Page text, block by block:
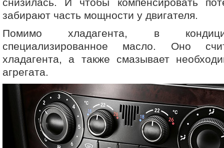
забирают часть мощности у двигателя.
Помимо хладагента, в
специализированное масло. Оно
хладагента, а также смазывает
агрегата.